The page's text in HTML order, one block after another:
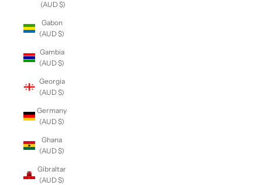
(AUD $)
Gabon
(AUD $)
Gambia
(AUD $)
Georgia
(AUD $)
Germany
(AUD $)
Ghana
(AUD $)
Gibraltar
(AUD $)